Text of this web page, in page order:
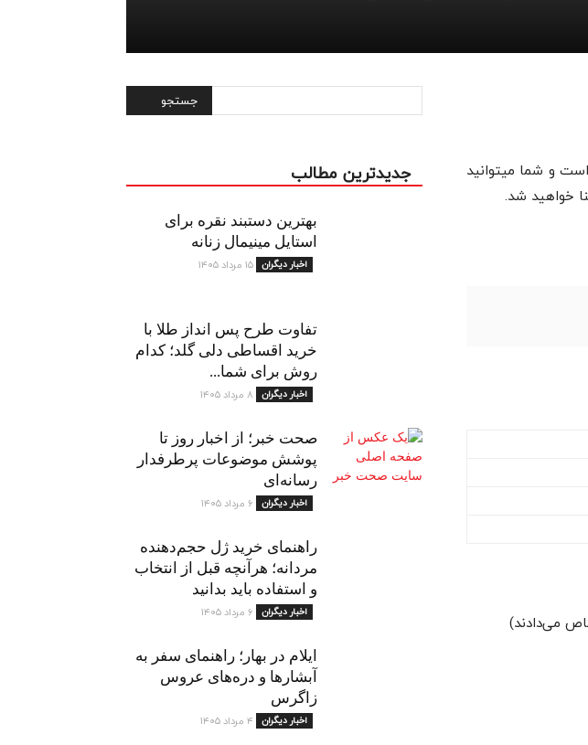
و شما میتوانید
خواهید شد.
جدیدترین مطالب
بهترین دستبند نقره برای
استایل مینیمال زنانه
اخبار دیگران ۱۵ مرداد ۱۴۰۵
تفاوت طرح پس انداز طلا با
خرید اقساطی دلی گلد؛ کدام
روش برای شما...
اخبار دیگران ۸ مرداد ۱۴۰۵
صحت خبر؛ از اخبار روز تا
پوشش موضوعات پرطرفدار
رسانه‌ای
اخبار دیگران ۶ مرداد ۱۴۰۵
راهنمای خرید ژل حجم‌دهنده
مردانه؛ هرآنچه قبل از انتخاب
و استفاده باید بدانید
اخبار دیگران ۶ مرداد ۱۴۰۵
ایلام در بهار؛ راهنمای سفر به
آبشارها و دره‌های عروس
زاگرس
اخبار دیگران ۴ مرداد ۱۴۰۵